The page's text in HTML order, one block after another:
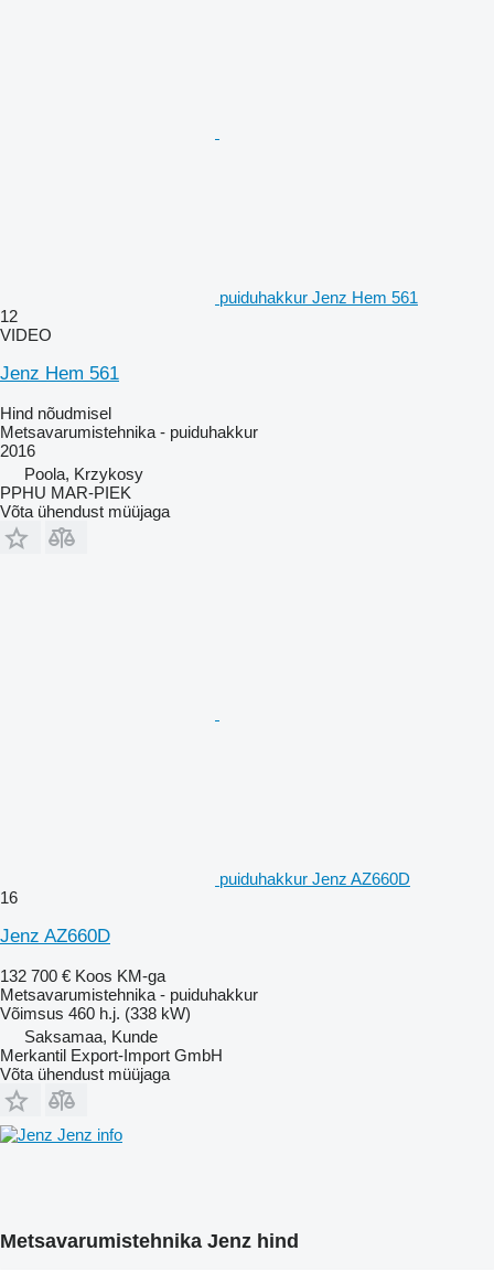
puiduhakkur Jenz Hem 561
12
VIDEO
Jenz Hem 561
Hind nõudmisel
Metsavarumistehnika - puiduhakkur
2016
Poola, Krzykosy
PPHU MAR-PIEK
Võta ühendust müüjaga
puiduhakkur Jenz AZ660D
16
Jenz AZ660D
132 700 € Koos KM-ga
Metsavarumistehnika - puiduhakkur
Võimsus 460 h.j. (338 kW)
Saksamaa, Kunde
Merkantil Export-Import GmbH
Võta ühendust müüjaga
Jenz info
Metsavarumistehnika Jenz hind